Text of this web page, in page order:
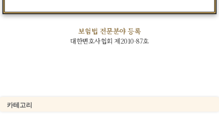
보험법 전문분야 등록
대한변호사협회 제2010-87호
카테고리